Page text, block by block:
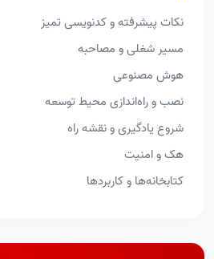
نکات پیشرفته و کدنویسی تمیز
مسیر شغلی و مصاحبه
هوش مصنوعی
نصب و راه‌اندازی محیط توسعه
شروع یادگیری و نقشه راه
هک و امنیت
کتابخانه‌ها و کاربردها